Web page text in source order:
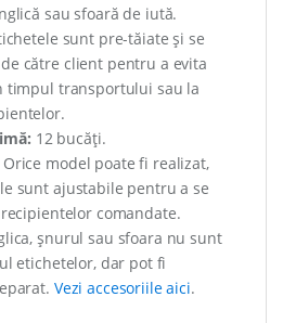
sau sfoară de iută.
sunt pre-tăiate și se
către client pentru a evita
timpul transportului sau la
12 bucăți.
Orice model poate fi realizat,
sunt ajustabile pentru a se
comandate.
șnurul sau sfoara nu sunt
etichetelor, dar pot fi
Vezi accesoriile aici.